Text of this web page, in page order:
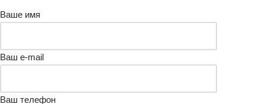
Ваше имя
Ваш e-mail
Ваш телефон